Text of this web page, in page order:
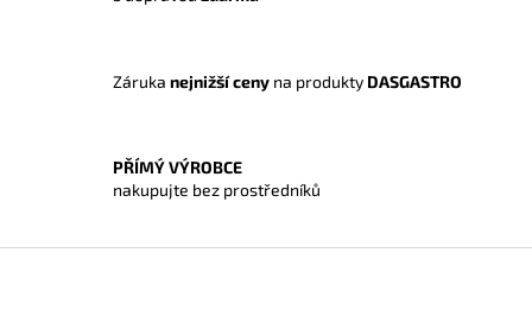
i
Záruka nejnižší ceny na produkty DASGASTRO
PŘÍMÝ VÝROBCE
nakupujte bez prostředníků
Z